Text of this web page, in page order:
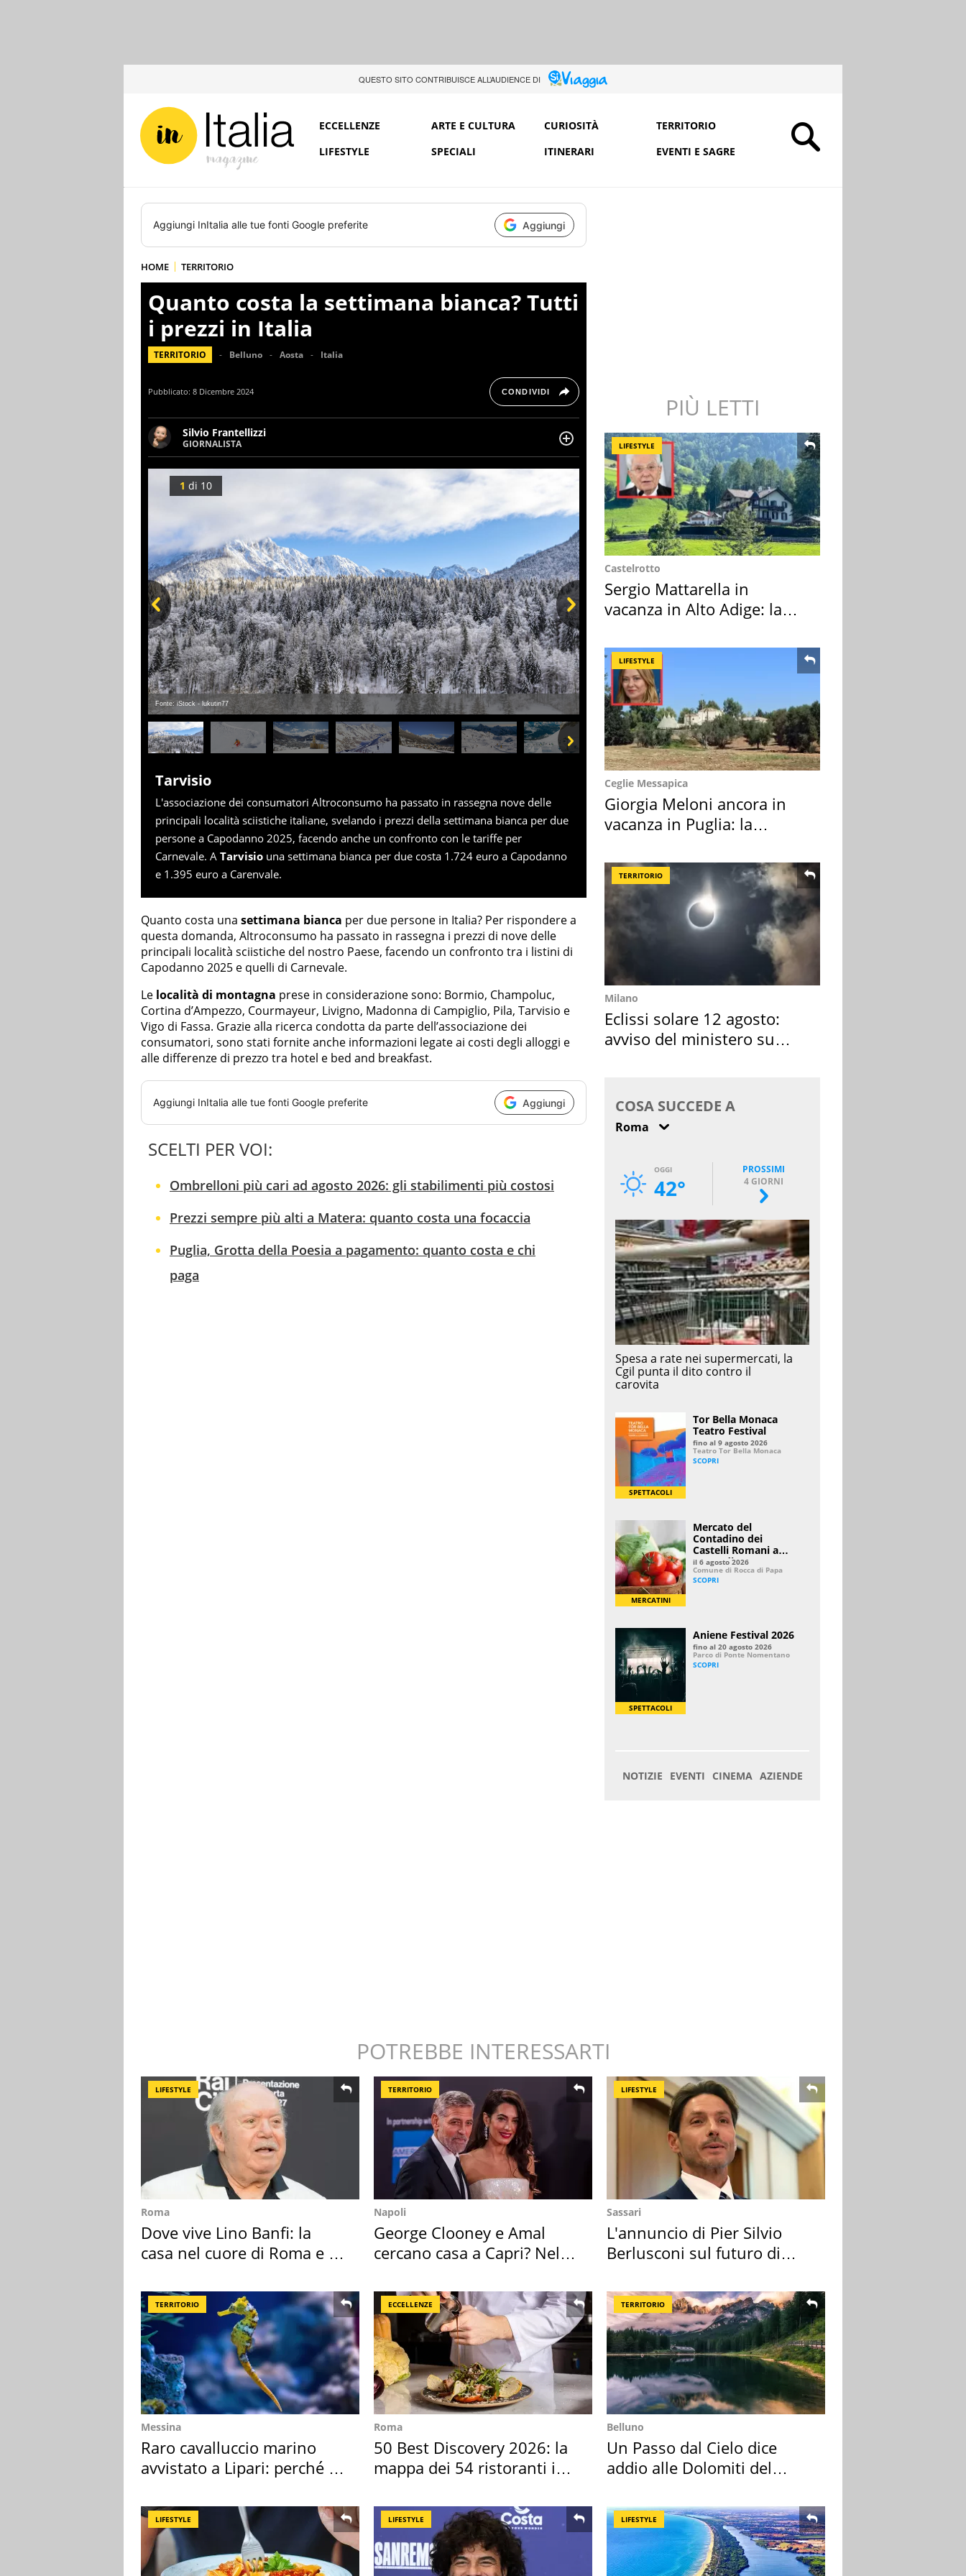
QUESTO SITO CONTRIBUISCE ALL’AUDIENCE DI
ECCELLENZE ARTE E CULTURA CURIOSITÀ
TERRITORIO
LIFESTYLE
SPECIALI ITINERARI EVENTI E SAGRE
Aggiungi InItalia alle tue fonti Google preferite Aggiungi
HOME TERRITORIO
Quanto costa la settimana bianca? Tutti
i prezzi in Italia
TERRITORIO Belluno Aosta Italia
Pubblicato: 8 Dicembre 2024 CONDIVIDI
Silvio Frantellizzi
GIORNALISTA
Giornalista pubblicista. Da oltre dieci anni si occupa di informazione sul web,
scrivendo di sport, attualità, cronaca, motori, spettacolo e videogame.
Fonte: iStock - lukutin77
Prev Next
1 di 10
Tarvisio
L'associazione dei consumatori Altroconsumo ha passato in rassegna nove delle
principali località sciistiche italiane, svelando i prezzi della settimana bianca per due
persone a Capodanno 2025, facendo anche un confronto con le tariffe per
Carnevale. A Tarvisio una settimana bianca per due costa 1.724 euro a Capodanno
e 1.395 euro a Carenvale.
Quanto costa una settimana bianca per due persone in Italia? Per rispondere a
questa domanda, Altroconsumo ha passato in rassegna i prezzi di nove delle
principali località sciistiche del nostro Paese, facendo un confronto tra i listini di
Capodanno 2025 e quelli di Carnevale.
Le località di montagna prese in considerazione sono: Bormio, Champoluc,
Cortina d’Ampezzo, Courmayeur, Livigno, Madonna di Campiglio, Pila, Tarvisio e
Vigo di Fassa. Grazie alla ricerca condotta da parte dell’associazione dei
consumatori, sono stati fornite anche informazioni legate ai costi degli alloggi e
alle differenze di prezzo tra hotel e bed and breakfast.
Aggiungi InItalia alle tue fonti Google preferite Aggiungi
SCELTI PER VOI:
Ombrelloni più cari ad agosto 2026: gli stabilimenti più costosi
Prezzi sempre più alti a Matera: quanto costa una focaccia
Puglia, Grotta della Poesia a pagamento: quanto costa e chi
paga
PIÙ LETTI
LIFESTYLE
Castelrotto
Sergio Mattarella in
vacanza in Alto Adige: la
LIFESTYLE
Ceglie Messapica
Giorgia Meloni ancora in
vacanza in Puglia: la
TERRITORIO
Milano
Eclissi solare 12 agosto:
avviso del ministero su
POTREBBE INTERESSARTI
LIFESTYLE
Roma
Dove vive Lino Banfi: la
casa nel cuore di Roma e i
TERRITORIO
Napoli
George Clooney e Amal
cercano casa a Capri? Nel
LIFESTYLE
Sassari
L'annuncio di Pier Silvio
Berlusconi sul futuro di
TERRITORIO
Messina
Raro cavalluccio marino
avvistato a Lipari: perché è
ECCELLENZE
Roma
50 Best Discovery 2026: la
mappa dei 54 ristoranti in
TERRITORIO
Belluno
Un Passo dal Cielo dice
addio alle Dolomiti del
LIFESTYLE LIFESTYLE LIFESTYLE